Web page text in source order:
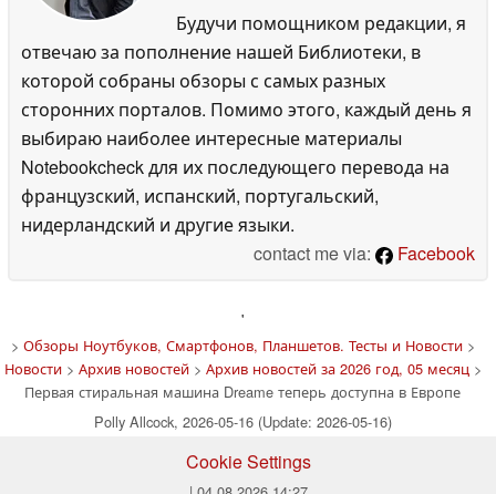
Будучи помощником редакции, я
отвечаю за пополнение нашей Библиотеки, в
которой собраны обзоры с самых разных
сторонних порталов. Помимо этого, каждый день я
выбираю наиболее интересные материалы
Notebookcheck для их последующего перевода на
французский, испанский, португальский,
нидерландский и другие языки.
contact me via:
Facebook
'
> Обзоры Ноутбуков, Смартфонов, Планшетов. Тесты и Новости>
Новости> Архив новостей> Архив новостей за 2026 год, 05 месяц>
Первая стиральная машина Dreame теперь доступна в Европе
Polly Allcock, 2026-05-16 (Update: 2026-05-16)
Cookie Settings